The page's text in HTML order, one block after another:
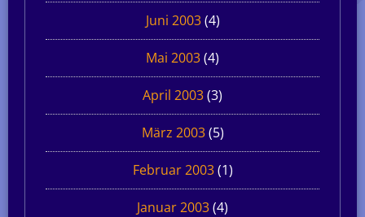
Juni 2003(4)
Mai 2003(4)
April 2003(3)
März 2003(5)
Februar 2003(1)
Januar 2003(4)